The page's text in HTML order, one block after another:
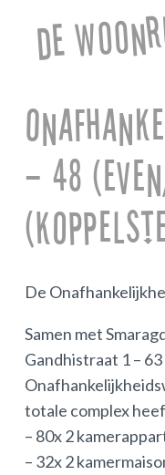
De
– 48
De
Samen met
Gandhistraat 1 –
totale complex
– 80x 2
– 32x 2